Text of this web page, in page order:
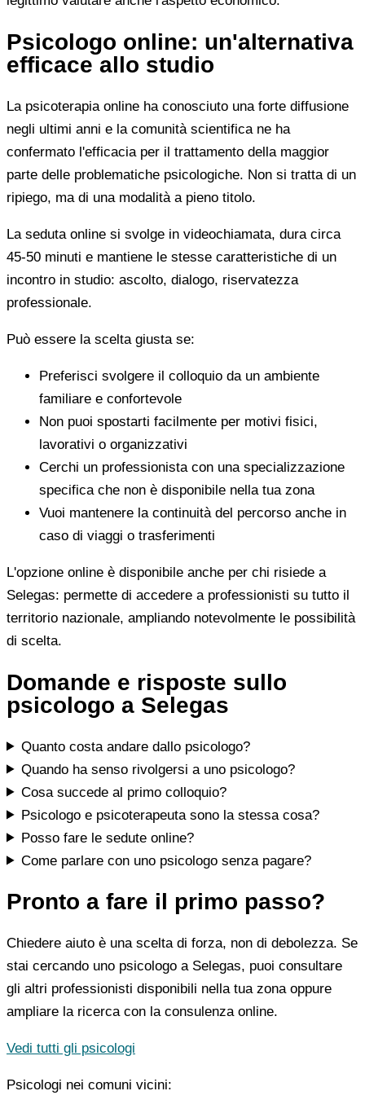
Psicologo online: un'alternativa
efficace allo studio
La psicoterapia online ha conosciuto una forte diffusione
negli ultimi anni e la comunità scientifica ne ha
confermato l'efficacia per il trattamento della maggior
parte delle problematiche psicologiche. Non si tratta di un
ripiego, ma di una modalità a pieno titolo.
La seduta online si svolge in videochiamata, dura circa
45-50 minuti e mantiene le stesse caratteristiche di un
incontro in studio: ascolto, dialogo, riservatezza
professionale.
Può essere la scelta giusta se:
Preferisci svolgere il colloquio da un ambiente
familiare e confortevole
Non puoi spostarti facilmente per motivi fisici,
lavorativi o organizzativi
Cerchi un professionista con una specializzazione
specifica che non è disponibile nella tua zona
Vuoi mantenere la continuità del percorso anche in
caso di viaggi o trasferimenti
L'opzione online è disponibile anche per chi risiede a
Selegas: permette di accedere a professionisti su tutto il
territorio nazionale, ampliando notevolmente le possibilità
di scelta.
Domande e risposte sullo
psicologo a Selegas
Quanto costa andare dallo psicologo?
Quando ha senso rivolgersi a uno psicologo?
Cosa succede al primo colloquio?
Psicologo e psicoterapeuta sono la stessa cosa?
Posso fare le sedute online?
Come parlare con uno psicologo senza pagare?
Pronto a fare il primo passo?
Chiedere aiuto è una scelta di forza, non di debolezza. Se
stai cercando uno psicologo a Selegas, puoi consultare
gli altri professionisti disponibili nella tua zona oppure
ampliare la ricerca con la consulenza online.
Vedi tutti gli psicologi
Psicologi nei comuni vicini: